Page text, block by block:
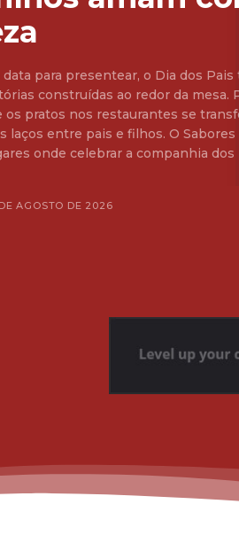
data para presentear, o Dia dos
construídas ao redor da mesa.
os pratos nos restaurantes se
pais e filhos. O Sabores da Cidade traz
onde celebrar a companhia dos
AGOSTO DE 2026